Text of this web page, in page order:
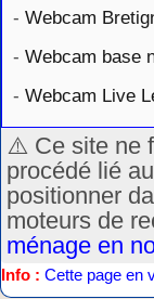
- Webcam
- Webcam base
- Webcam Live
⚠️ Ce site ne
procédé lié
positionner
moteurs de
ménage en
Info : Cette page en